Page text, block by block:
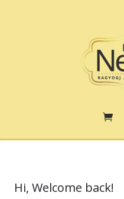
Hi, Welcome back!